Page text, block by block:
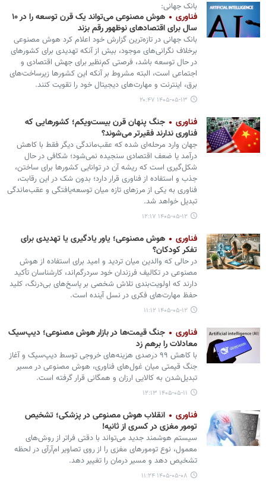
بانک جهانی:
فناوری
هوش مصنوعی می‌تواند یک قرن توسعه را در ۱۰
سال برای اقتصادهای نوظهور رقم بزند
بانک جهانی در تازه‌ترین گزارش خود اعلام کرد هوش مصنوعی
برخلاف نگرانی‌های موجود، بیش از آنکه تهدیدی برای کشورهای
در حال توسعه باشد، فرصتی کم‌نظیر برای جهش اقتصادی و
اجتماعی است، البته مشروط بر آنکه این کشورها زیرساخت‌های
برق، اینترنت و مهارت‌های دیجیتال خود را تقویت کنند.
۱۴۰۵-۰۵-۱۳ ۲۰:۴۷
فناوری
جنگ پنهان قرن بیست‌ویکم؛ کشورهایی که
فناوری ندارند فقیرتر می‌شوند؟
جهان وارد مرحله‌ای شده که عقب‌ماندگی دیگر فقط با کاهش
درآمد یا ضعف اقتصادی سنجیده نمی‌شود؛ شکافی در حال
شکل‌گیری است که ریشه آن در توانایی کشورها برای ساختن،
جذب و استفاده از فناوری قرار دارد؛ بدون شک در این رقابت،
فناوری به یکی از مرزهای تازه میان توسعه‌یافتگی و عقب‌ماندگی
تبدیل خواهد شد.
۱۴۰۵-۰۵-۱۲ ۱۲:۱۷
فناوری
هوش مصنوعی؛ یاور یادگیری یا تهدیدی برای
تفکر کودکان؟
در حالی که والدین میان تردید و امید برای استفاده از هوش
مصنوعی در تکالیف فرزندان خود سردرگم‌اند، کارشناسان تأکید
دارند که اولویت‌بندی تلاش شخصی بر پاسخ‌های بی‌درنگ، کلید
حفظ مهارت‌های فکری در نسل آینده است.
۱۴۰۵-۰۵-۱۲ ۱۱:۱۲
فناوری
جنگ قیمت‌ها در بازار هوش مصنوعی؛ دیپ‌سیک
معادلات را برهم زد
با کاهش ۹۹ درصدی هزینه‌های خروجی توسط دیپ‌سیک و آغاز
جنگ قیمتی میان غول‌های فناوری، هوش مصنوعی در مسیر
تبدیل‌شدن به کالایی ارزان و همگانی قرار گرفته است.
۱۴۰۵-۰۵-۱۱ ۱۲:۱۳
فناوری
انقلاب هوش مصنوعی در پزشکی؛ تشخیص
تومور مغزی در کسری از ثانیه!
سیستم هوشمند جدید می‌تواند با دقتی فراتر از روش‌های
معمول، نوع تومورهای مغزی را از روی تصاویر ام‌آرآی در لحظه
تشخیص دهد و مسیر درمان را تغییر دهد.
۱۴۰۵-۰۵-۰۸ ۱۱:۲۴